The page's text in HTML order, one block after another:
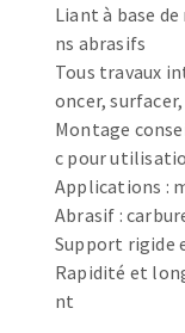
Meules de
Feutres à
Bandes
Rouleaux
MACHINES
Scies à
Perceuses
Liant à base
ns abrasifs
Tous travaux
oncer,
Montage
c pour
Applications :
Abrasif :
Support rigide
Rapidité et
nt